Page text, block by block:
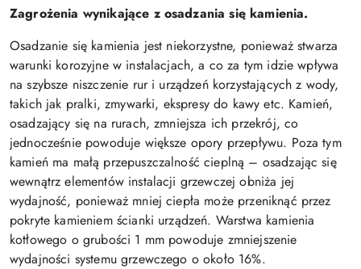
Zagrożenia wynikające z osadzania się kamienia.
Osadzanie się kamienia jest niekorzystne, ponieważ stwarza
warunki korozyjne w instalacjach, a co za tym idzie wpływa
na szybsze niszczenie rur i urządzeń korzystających z wody,
takich jak pralki, zmywarki, ekspresy do kawy etc. Kamień,
osadzający się na rurach, zmniejsza ich przekrój, co
jednocześnie powoduje większe opory przepływu. Poza tym
kamień ma małą przepuszczalność cieplną – osadzając się
wewnątrz elementów instalacji grzewczej obniża jej
wydajność, ponieważ mniej ciepła może przeniknąć przez
pokryte kamieniem ścianki urządzeń. Warstwa kamienia
kotłowego o grubości 1 mm powoduje zmniejszenie
wydajności systemu grzewczego o około 16%.